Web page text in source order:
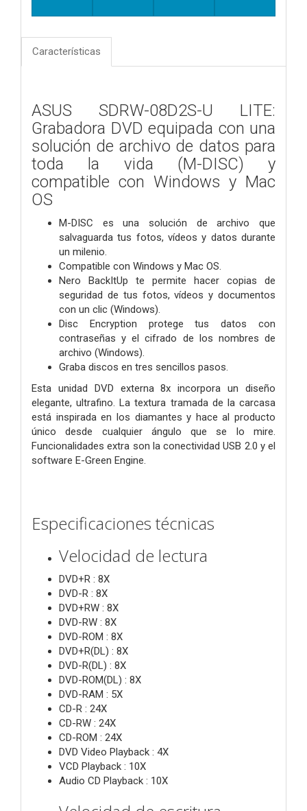
Características
ASUS SDRW-08D2S-U LITE:
Grabadora DVD equipada con una
solución de archivo de datos para
toda la vida (M-DISC) y
compatible con Windows y Mac
OS
M-DISC es una solución de archivo que
salvaguarda tus fotos, vídeos y datos durante
un milenio.
Compatible con Windows y Mac OS.
Nero BackItUp te permite hacer copias de
seguridad de tus fotos, vídeos y documentos
con un clic (Windows).
Disc Encryption protege tus datos con
contraseñas y el cifrado de los nombres de
archivo (Windows).
Graba discos en tres sencillos pasos.
Esta unidad DVD externa 8x incorpora un diseño
elegante, ultrafino. La textura tramada de la carcasa
está inspirada en los diamantes y hace al producto
único desde cualquier ángulo que se lo mire.
Funcionalidades extra son la conectividad USB 2.0 y el
software E-Green Engine.
Especificaciones técnicas
Velocidad de lectura
DVD+R : 8X
DVD-R : 8X
DVD+RW : 8X
DVD-RW : 8X
DVD-ROM : 8X
DVD+R(DL) : 8X
DVD-R(DL) : 8X
DVD-ROM(DL) : 8X
DVD-RAM : 5X
CD-R : 24X
CD-RW : 24X
CD-ROM : 24X
DVD Video Playback : 4X
VCD Playback : 10X
Audio CD Playback : 10X